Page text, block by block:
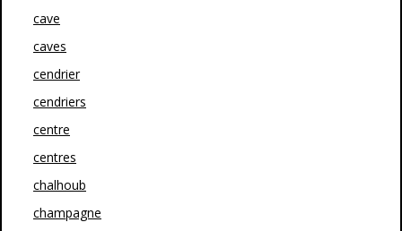
cave
caves
cendrier
cendriers
centre
centres
chalhoub
champagne